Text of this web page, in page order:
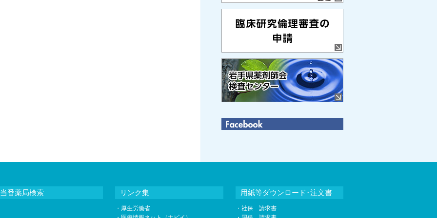
当番薬局検索 リンク集
・ 厚生労働省
用紙等ダウンロード･注文書
・社保 請求書